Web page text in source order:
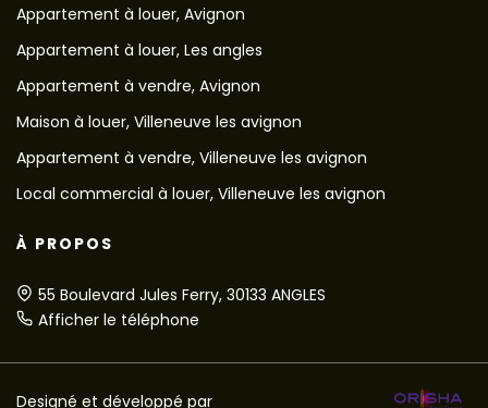
Appartement à louer, Avignon
Appartement à louer, Les angles
Appartement à vendre, Avignon
Maison à louer, Villeneuve les avignon
Appartement à vendre, Villeneuve les avignon
Local commercial à louer, Villeneuve les avignon
À PROPOS
55 Boulevard Jules Ferry, 30133 ANGLES
Afficher le téléphone
Designé et développé par